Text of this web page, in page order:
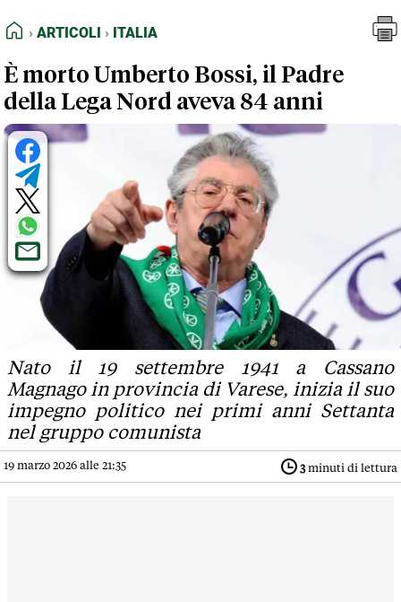
FEED RSS
NORMATIVE DEONTOLOGICHE
TERMINI e CONDIZIONI
HOME
ARTICOLI ITALIA
È morto Umberto Bossi, il Padre
della Lega Nord aveva 84 anni
Nato il 19 settembre 1941 a Cassano
Magnago in provincia di Varese, inizia il suo
impegno politico nei primi anni Settanta
nel gruppo comunista
19 marzo 2026 alle 21:35 3minuti di lettura